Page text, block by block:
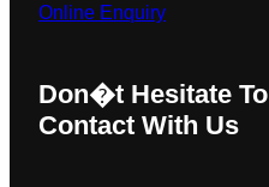
Online Enquiry
Don�t Hesitate To
Contact With Us